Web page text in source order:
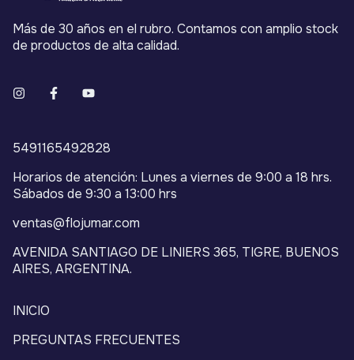
Más de 30 años en el rubro. Contamos con amplio stock
de productos de alta calidad.
5491165492828
Horarios de atención: Lunes a viernes de 9:00 a 18 hrs.
Sábados de 9:30 a 13:00 hrs
ventas@flojumar.com
AVENIDA SANTIAGO DE LINIERS 365, TIGRE, BUENOS
AIRES, ARGENTINA.
INICIO
PREGUNTAS FRECUENTES